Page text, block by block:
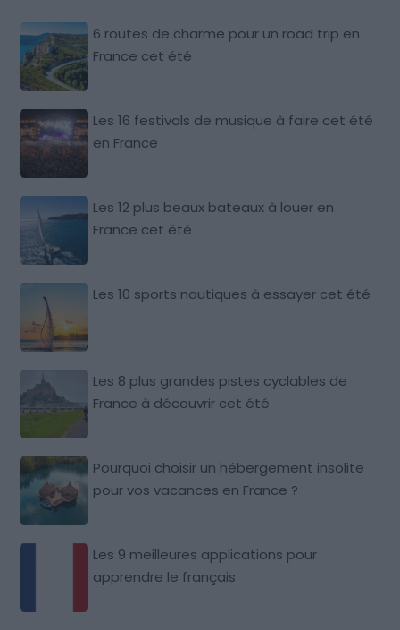
6 routes de charme pour un road trip en
France cet été
Les 16 festivals de musique à faire cet été
en France
Les 12 plus beaux bateaux à louer en
France cet été
Les 10 sports nautiques à essayer cet été
Les 8 plus grandes pistes cyclables de
France à découvrir cet été
Pourquoi choisir un hébergement insolite
pour vos vacances en France ?
Les 9 meilleures applications pour
apprendre le français